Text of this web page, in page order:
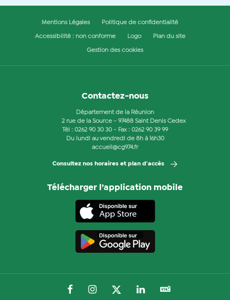
Mentions Légales Politique de confidentialité
Accessibilité : non conforme Logo Plan du site
Gestion des cookies
Contactez-nous
Département de la Réunion
2 rue de la Source - 97488 Saint Denis Cedex
Tél : 0262 90 30 30 - Fax : 0262 90 39 99
Du lundi au vendredi de 8h à 16h30
accueil@cg974.fr
Consultez nos horaires et plan d'accès
Télécharger l’application mobile